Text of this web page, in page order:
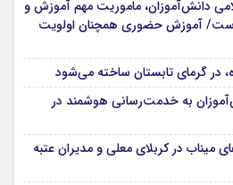
دانش‌آموزان، ماموریت مهم آموزش و
آموزش حضوری همچنان اولویت
در گرمای تابستان ساخته می‌شود
به خدمت‌رسانی هوشمند در
میناب در کربلای معلی و مدیران عتبه